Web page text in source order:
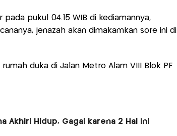
pukul 04.15 WIB di kediamannya,
jenazah akan dimakamkan sore ini di
duka di Jalan Metro Alam VIII Blok PF
Akhiri Hidup, Gagal karena 2 Hal Ini